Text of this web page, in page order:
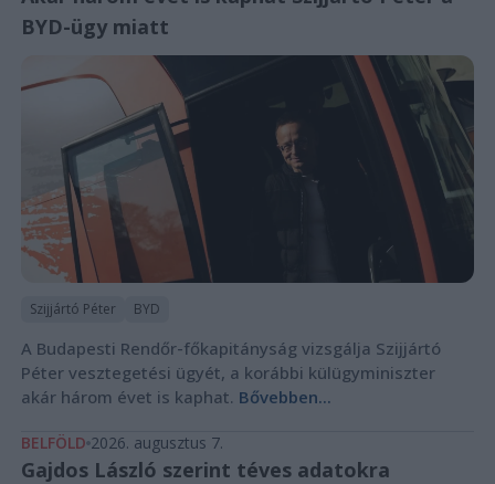
BYD-ügy miatt
Szijjártó Péter BYD
A Budapesti Rendőr-főkapitányság vizsgálja Szijjártó
Péter vesztegetési ügyét, a korábbi külügyminiszter
akár három évet is kaphat. Bővebben...
BELFÖLD 2026. augusztus 7.
Gajdos László szerint téves adatokra